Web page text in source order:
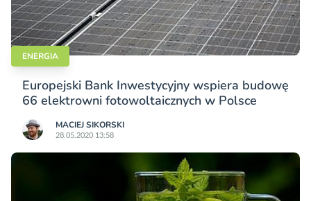
ENERGIA
Europejski Bank Inwestycyjny wspiera budowę
66 elektrowni fotowoltaicznych w Polsce
MACIEJ SIKORSKI
28.05.2020 13:58